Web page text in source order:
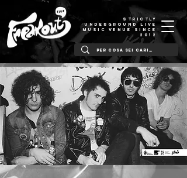
STRICTLY
UNDERGROUND LIVE
MUSIC VENUE SINCE
2012